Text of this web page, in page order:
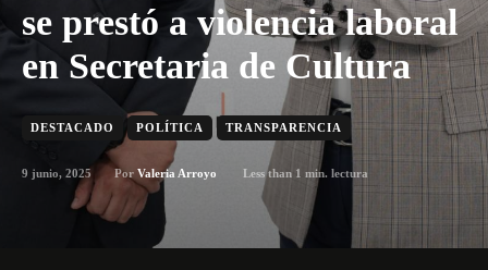
se prestó a violencia laboral
en Secretaria de Cultura
DESTACADO POLÍTICA TRANSPARENCIA
9 junio, 2025 Por Valeria Arroyo Less than 1 min. lectura